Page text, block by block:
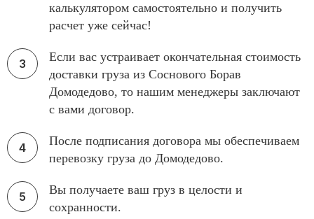
калькулятором самостоятельно и получить
расчет уже сейчас!
Если вас устраивает окончательная стоимость
доставки груза из Соснового Борав
Домодедово, то нашим менеджеры заключают
с вами договор.
После подписания договора мы обеспечиваем
перевозку груза до Домодедово.
Вы получаете ваш груз в целости и
сохранности.